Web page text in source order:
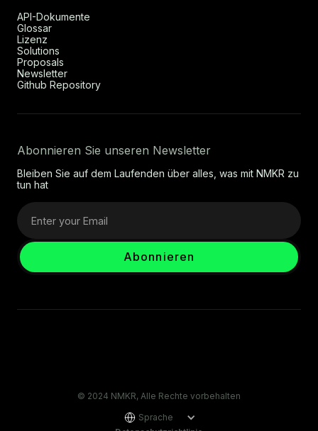
API-Dokumente
Glossar
Lizenz
Solutions
Proposals
Newsletter
Github Repository
Abonnieren Sie unseren Newsletter
Bleiben Sie auf dem Laufenden über alles, was mit NMKR zu
tun hat
© 2024 NMKR, Alle Rechte vorbehalten
Sprache